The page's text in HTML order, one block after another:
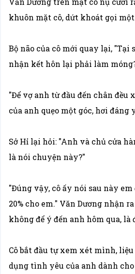
khuôn mặt cô, dứt khoát gọi
Bộ não của cô mới quay lại, "Tại
nhận kết hôn lại phải làm
"Để vợ anh từ đầu đến chân đều
của anh quẹo một góc, hơi đáng
Sở Hỉ lại hỏi: "Anh và chủ cửa
là nói chuyện này?"
"Đúng vậy, cô ấy nói sau này
20% cho em." Văn Dương nhận
không để ý đến anh hôm qua, là
Cô bắt đầu tự xem xét mình,
dụng tình yêu của anh dành